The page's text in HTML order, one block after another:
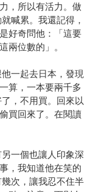
，所以有活力。做
喊累。我還記得，
好奇問他：「這要
兩位數的」。
一起去日本，發現
算，一本要兩千多
，不用買。回來以
買回來了。在閱讀
一個也讓人印象深
，我知道他在笑的
次，讓我忍不住半